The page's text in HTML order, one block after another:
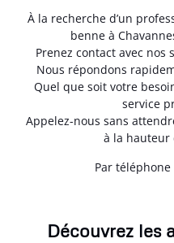
À la recherche d’un
benne à
Prenez contact avec
Nous répondons
Quel que soit votre
service
Appelez-nous sans
à la hauteur
Par téléphone
Découvrez les